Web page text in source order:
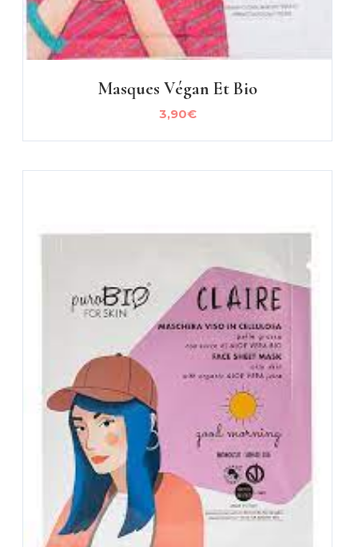
Masques Végan Et Bio
3,90€